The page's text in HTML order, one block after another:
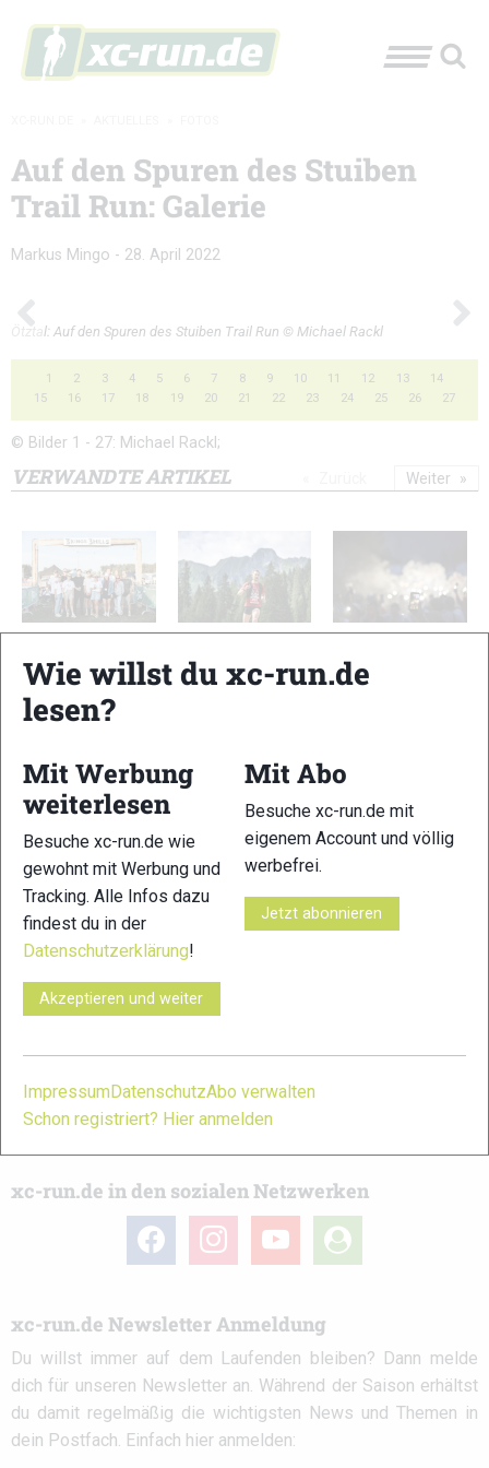
Auf den Spuren des Stuiben
Trail Run: Galerie
Markus Mingo - 28. April 2022
Ötztal: Auf den Spuren des Stuiben Trail Run © Michael Rackl
1 2 3 4 5 6 7 8 9 10 11 12 13
14
15
16 17 18 19 20 21 22 23 24 25 26 27
© Bilder 1 - 27: Michael Rackl;
VERWANDTE ARTIKEL
Galerie
Challenge 2026
Gallerie
ZUT2026: Galerie
Weiter
Schreibe einen Kommentar
xc-run.de ist DAS deutschsprachige Trailrunning-Portal mit
aktuellen News aus der Szene, einer Traildatenbank,
Trailrunning-Community und allem was du sonst noch über
deine Lieblingssportart wissen solltest.
immer ein offenes Ohr für dich! Du kannst uns jederzeit über
dasKontaktformularerreichen.
Partner
xc-run.de in den sozialen Netzwerken
facebook instagramyoutube
user-
circle
xc-run.de Newsletter Anmeldung
Du willst immer auf dem Laufenden bleiben? Dann melde
dich für unseren Newsletter an. Während der Saison erhältst
du damit regelmäßig die wichtigsten News und Themen in
dein Postfach. Einfach hier anmelden:
Wie willst du xc-run.de
lesen?
Mit Werbung
weiterlesen
Besuche xc-run.de wie
gewohnt mit Werbung und
Tracking. Alle Infos dazu
findest du in der
Datenschutzerklärung!
Akzeptieren und weiter
Mit Abo
Besuche xc-run.de mit
eigenem Account und völlig
werbefrei.
Jetzt abonnieren
ImpressumDatenschutzAbo verwalten
Schon registriert? Hier anmelden